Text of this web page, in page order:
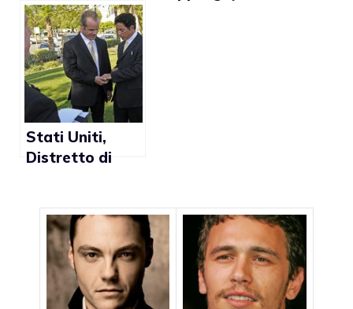
matrimonio gay
in Australia
Stati Uniti,
Distretto di
legge sul
divorzio lgbt